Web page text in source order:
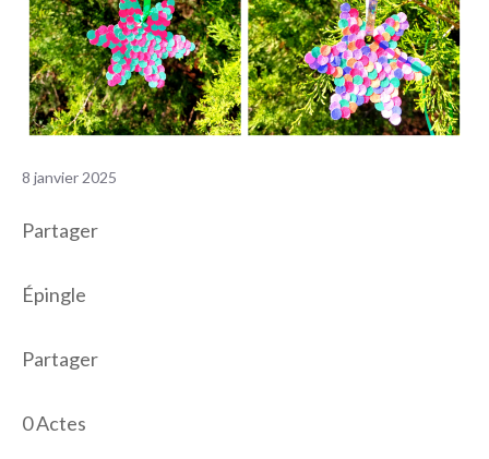
8 janvier 2025
Partager
Épingle
Partager
0Actes